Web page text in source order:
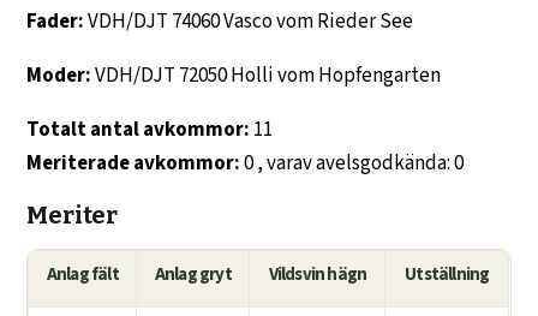
Fader:VDH/DJT 74060 Vasco vom Rieder See
Moder:VDH/DJT 72050 Holli vom Hopfengarten
Totalt antal avkommor: 11
Meriterade avkommor:0 , varav avelsgodkända: 0
Meriter
Anlag fält Anlag gryt Vildsvin hägn Utställning